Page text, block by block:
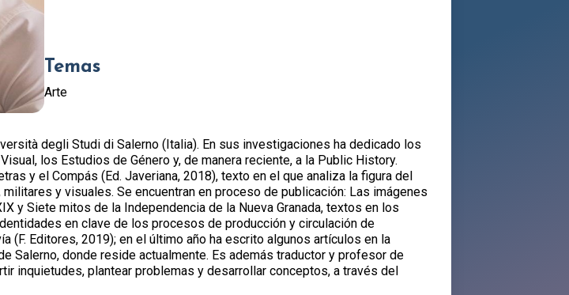
Temas
Arte
degli Studi di Salerno (Italia). En sus investigaciones ha dedicado los
los Estudios de Género y, de manera reciente, a la Public History.
y el Compás (Ed. Javeriana, 2018), texto en el que analiza la figura del
y visuales. Se encuentran en proceso de publicación: Las imágenes
y Siete mitos de la Independencia de la Nueva Granada, textos en los
en clave de los procesos de producción y circulación de
(F. Editores, 2019); en el último año ha escrito algunos artículos en la
Salerno, donde reside actualmente. Es además traductor y profesor de
inquietudes, plantear problemas y desarrollar conceptos, a través del